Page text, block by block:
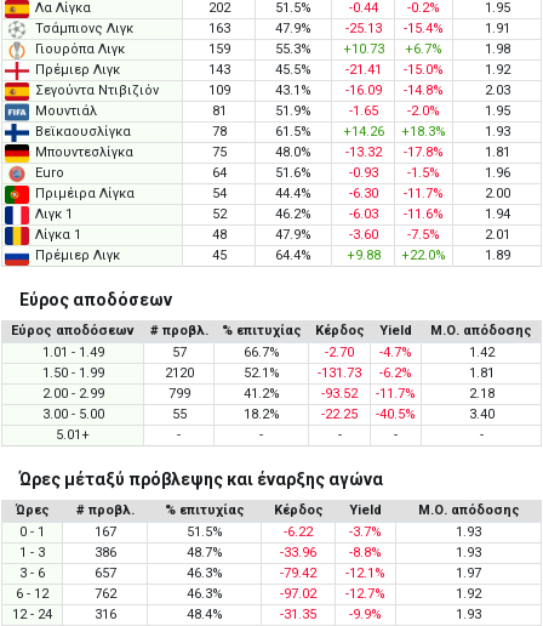
Λα Λίγκα
202 51.5% -0.44 -0.2%
1.95
Τσάμπιονς Λιγκ
163 47.9% -25.13 -15.4%
1.91
Γιουρόπα Λιγκ
159 55.3% +10.73 +6.7%
1.98
Πρέμιερ Λιγκ
143 45.5% -21.41 -15.0%
1.92
Σεγούντα Ντιβιζιόν
109 43.1% -16.09 -14.8%
2.03
Μουντιάλ
81 51.9% -1.65 -2.0%
1.95
Βεϊκαουσλίγκα
78 61.5% +14.26 +18.3%
1.93
Μπουντεσλίγκα
75 48.0% -13.32 -17.8%
1.81
Euro
64 51.6% -0.93 -1.5%
1.96
Πριμέιρα Λίγκα
54 44.4% -6.30 -11.7%
2.00
Λιγκ 1
52 46.2% -6.03 -11.6%
1.94
Λίγκα 1
48 47.9% -3.60 -7.5%
2.01
Πρέμιερ Λιγκ
45 64.4% +9.88 +22.0% 1.89
Εύρος αποδόσεων
Εύρος αποδόσεων # προβλ. % επιτυχίας Κέρδος Yield
Μ.Ο. απόδοσης
1.01 - 1.49
57 66.7% -2.70 -4.7%
1.42
1.50 - 1.99
2120 52.1% -131.73 -6.2%
1.81
2.00 - 2.99
799 41.2% -93.52 -11.7%
2.18
3.00 - 5.00
55 18.2% -22.25 -40.5%
3.40
5.01+
- - - - -
Ώρες μέταξύ πρόβλεψης και έναρξης αγώνα
Ώρες # προβλ. % επιτυχίας Κέρδος Yield
Μ.Ο. απόδοσης
0 - 1
167 51.5% -6.22 -3.7%
1.93
1 - 3
386 48.7% -33.96 -8.8%
1.93
3 - 6
657 46.3% -79.42 -12.1%
1.97
6 - 12
762 46.3% -97.02 -12.7%
1.92
12 - 24
316 48.4% -31.35 -9.9%
1.93